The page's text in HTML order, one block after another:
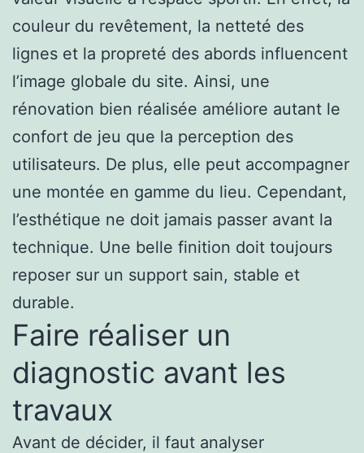
couleur du revêtement, la netteté des
lignes et la propreté des abords influencent
l’image globale du site. Ainsi, une
rénovation bien réalisée améliore autant le
confort de jeu que la perception des
utilisateurs. De plus, elle peut accompagner
une montée en gamme du lieu. Cependant,
l’esthétique ne doit jamais passer avant la
technique. Une belle finition doit toujours
reposer sur un support sain, stable et
durable.
Faire réaliser un
diagnostic avant les
travaux
Avant de décider, il faut analyser